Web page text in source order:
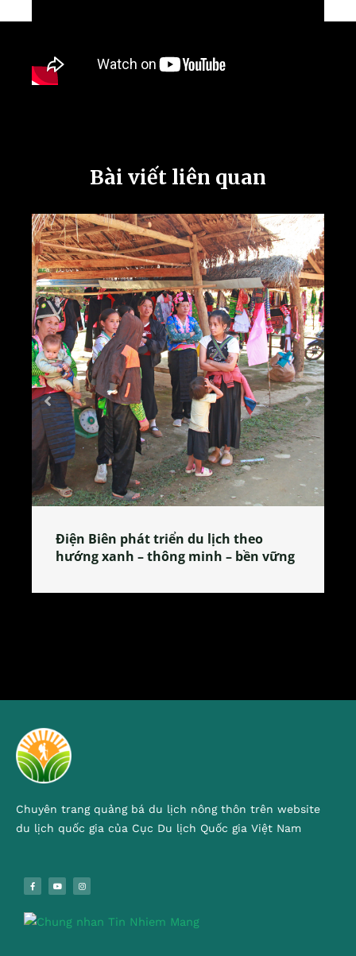
Bài viết liên quan
Làng làm bánh tẻ Phú Nhi – nơi lan
tỏa đặc sản xứ Đoài
Chuyên trang quảng bá du lịch nông thôn trên website
du lịch quốc gia của Cục Du lịch Quốc gia Việt Nam